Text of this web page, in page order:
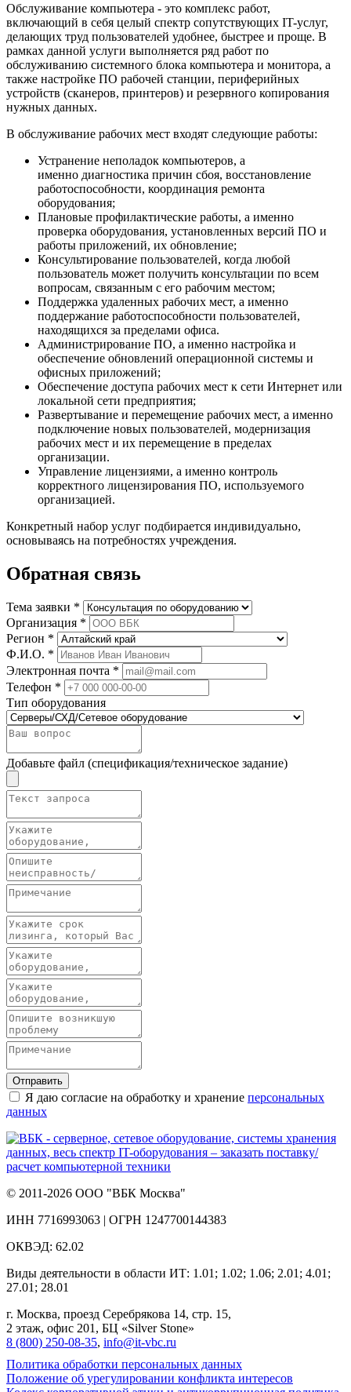
Обслуживание компьютера - это комплекс работ,
включающий в себя целый спектр сопутствующих IT-услуг,
делающих труд пользователей удобнее, быстрее и проще. В
рамках данной услуги выполняется ряд работ по
обслуживанию системного блока компьютера и монитора, а
также настройке ПО рабочей станции, периферийных
устройств (сканеров, принтеров) и резервного копирования
нужных данных.
В обслуживание рабочих мест входят следующие работы:
Устранение неполадок компьютеров, а
именно диагностика причин сбоя, восстановление
работоспособности, координация ремонта
оборудования;
Плановые профилактические работы, а именно
проверка оборудования, установленных версий ПО и
работы приложений, их обновление;
Консультирование пользователей, когда любой
пользователь может получить консультации по всем
вопросам, связанным с его рабочим местом;
Поддержка удаленных рабочих мест, а именно
поддержание работоспособности пользователей,
находящихся за пределами офиса.
Администрирование ПО, а именно настройка и
обеспечение обновлений операционной системы и
офисных приложений;
Обеспечение доступа рабочих мест к сети Интернет или
локальной сети предприятия;
Развертывание и перемещение рабочих мест, а именно
подключение новых пользователей, модернизация
рабочих мест и их перемещение в пределах
организации.
Управление лицензиями, а именно контроль
корректного лицензирования ПО, используемого
организацией.
Конкретный набор услуг подбирается индивидуально,
основываясь на потребностях учреждения.
Обратная связь
Тема заявки *
Организация *
Регион *
Ф.И.О. *
Электронная почта *
Телефон *
Тип оборудования
Добавьте файл (спецификация/техническое задание)
Отправить
Я даю согласие на обработку и хранение персональных
данных
© 2011-2026 ООО "ВБК Москва"
ИНН 7716993063 | ОГРН 1247700144383
ОКВЭД: 62.02
Виды деятельности в области ИТ: 1.01; 1.02; 1.06; 2.01; 4.01;
27.01; 28.01
г. Москва, проезд Серебрякова 14, стр. 15,
2 этаж, офис 201, БЦ «Silver Stone»
8 (800) 250‑08‑35, info@it‑vbc.ru
Политика обработки персональных данных
Положение об урегулировании конфликта интересов